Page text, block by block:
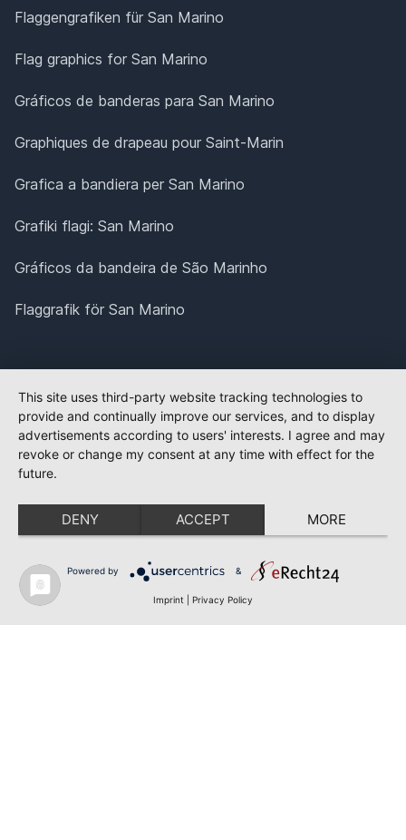
Flaggengrafiken für San Marino
Flag graphics for San Marino
Gráficos de banderas para San Marino
Graphiques de drapeau pour Saint-Marin
Grafica a bandiera per San Marino
Grafiki flagi: San Marino
Gráficos da bandeira de São Marinho
Flaggrafik för San Marino
This site uses third-party website tracking technologies to
provide and continually improve our services, and to display
advertisements according to users' interests. I agree and may
revoke or change my consent at any time with effect for the
future.
DENY ACCEPT MORE
Powered by &
Imprint Privacy Policy